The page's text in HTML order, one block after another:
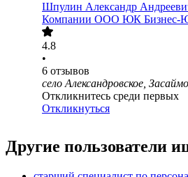
Шпулин Александр
Компании ООО ЮК Бизнес-
4.8
•
6 отзывов
село Александровское,
Откликнитесь среди первых
Откликнуться
Другие пользователи